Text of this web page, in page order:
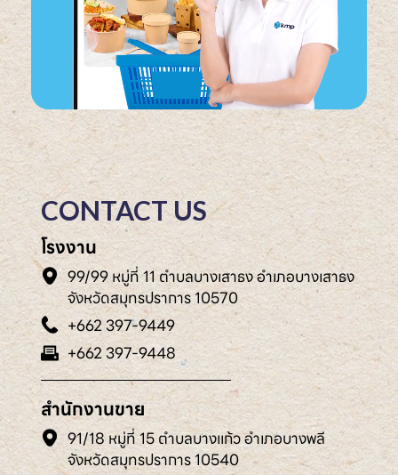
CONTACT US
โรงงาน
99/99 หมู่ที่ 11 ตำบลบางเสาธง อำเภอบางเสาธง
จังหวัดสมุทรปราการ 10570
+662 397-9449
+662 397-9448
สำนักงานขาย
91/18 หมู่ที่ 15 ตำบลบางแก้ว อำเภอบางพลี
จังหวัดสมุทรปราการ 10540